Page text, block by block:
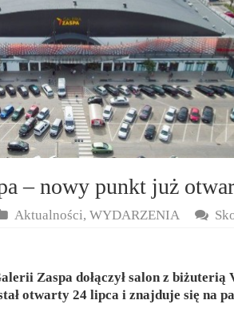
– nowy punkt już
Aktualności, WYDARZENIA
Zaspa dołączył salon z biżuterią
otwarty 24 lipca i znajduje się na